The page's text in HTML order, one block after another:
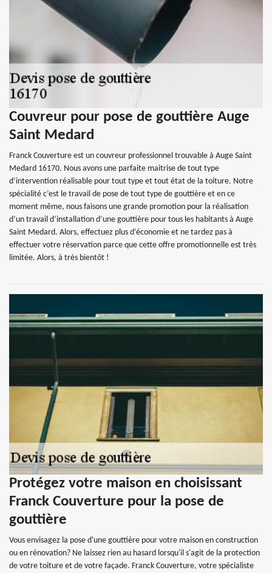
Couvreur pour pose de gouttière Auge
Saint Medard
Franck Couverture est un couvreur professionnel trouvable à Auge Saint
Medard 16170. Nous avons une parfaite maitrise de tout type
d’intervention réalisable pour tout type et tout état de la toiture. Notre
spécialité c’est le travail de pose de tout type de gouttière et en ce
moment même, nous faisons une grande promotion pour la réalisation
d’un travail d’installation d’une gouttière pour tous les habitants à Auge
Saint Medard. Alors, effectuez plus d’économie et ne tardez pas à
effectuer votre réservation parce que cette offre promotionnelle est très
limitée. Alors, à très bientôt !
Protégez votre maison en choisissant
Franck Couverture pour la pose de
gouttière
Vous envisagez la pose d'une gouttière pour votre maison en construction
ou en rénovation? Ne laissez rien au hasard lorsqu'il s'agit de la protection
de votre toiture et de votre façade. Franck Couverture, votre spécialiste